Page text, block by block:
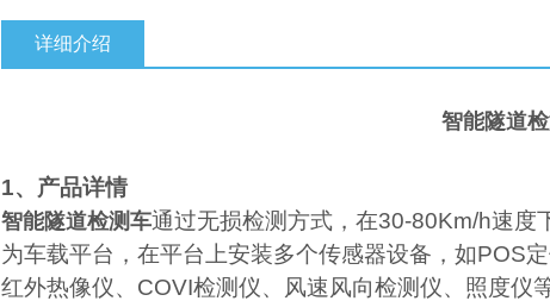
详细介绍
智能隧道
1、产品详情
智能隧道检测车通过无损检测方式，在30-80Km/h速度
为车载平台，在平台上安装多个传感器设备，如POS
红外热像仪、 COVI检测仪、风速风向检测仪、照度仪